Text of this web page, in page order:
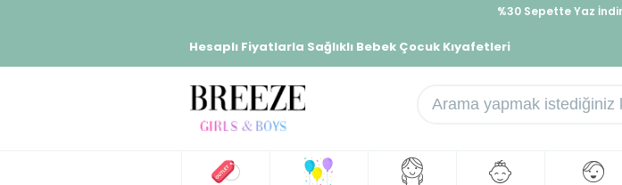
%30 Sepette Yaz
Hesaplı Fiyatlarla Sağlıklı Bebek Çocuk Kıyafetleri